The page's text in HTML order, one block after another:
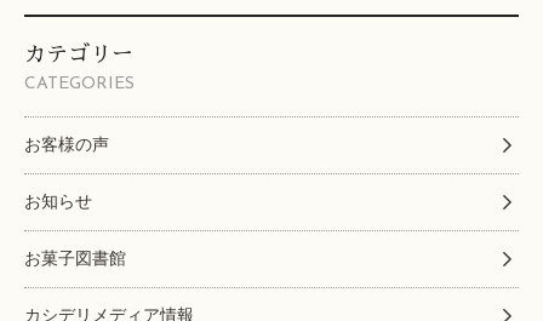
カテゴリー
CATEGORIES
お客様の声
お知らせ
お菓子図書館
カシデリメディア情報